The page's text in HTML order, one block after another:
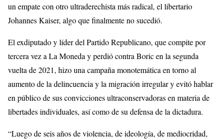
un empate con otro ultraderechista más radical, el libertario
Johannes Kaiser, algo que finalmente no sucedió.
El exdiputado y líder del Partido Republicano, que compite por
tercera vez a La Moneda y perdió contra Boric en la segunda
vuelta de 2021, hizo una campaña monotemática en torno al
aumento de la delincuencia y la migración irregular y evitó hablar
en público de sus convicciones ultraconservadoras en materia de
libertades individuales, así como de su defensa de la dictadura.
“Luego de seis años de violencia, de ideología, de mediocridad,